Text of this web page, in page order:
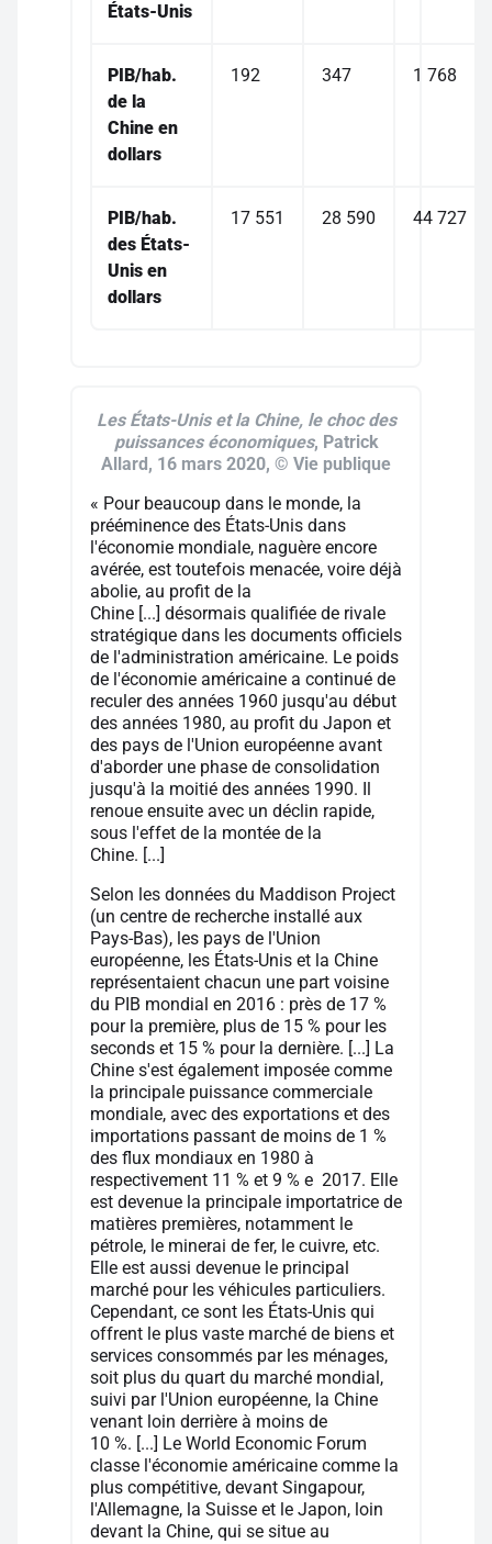
États-Unis
PIB/hab.
de la
Chine en
dollars
192 347 1 768
PIB/hab.
des États-
Unis en
dollars
17 551 28 590 44 727
Les États-Unis et la Chine, le choc des
puissances économiques, Patrick
Allard, 16 mars 2020, © Vie publique
« Pour beaucoup dans le monde, la
prééminence des États-Unis dans
l'économie mondiale, naguère encore
avérée, est toutefois menacée, voire déjà
abolie, au profit de la
Chine [...] désormais qualifiée de rivale
stratégique dans les documents officiels
de l'administration américaine. Le poids
de l'économie américaine a continué de
reculer des années 1960 jusqu'au début
des années 1980, au profit du Japon et
des pays de l'Union européenne avant
d'aborder une phase de consolidation
jusqu'à la moitié des années 1990. Il
renoue ensuite avec un déclin rapide,
sous l'effet de la montée de la
Chine. [...]
Selon les données du Maddison Project
(un centre de recherche installé aux
Pays-Bas), les pays de l'Union
européenne, les États-Unis et la Chine
représentaient chacun une part voisine
du PIB mondial en 2016 : près de 17 %
pour la première, plus de 15 % pour les
seconds et 15 % pour la dernière. [...] La
Chine s'est également imposée comme
la principale puissance commerciale
mondiale, avec des exportations et des
importations passant de moins de 1 %
des flux mondiaux en 1980 à
respectivement 11 % et 9 % e 2017. Elle
est devenue la principale importatrice de
matières premières, notamment le
pétrole, le minerai de fer, le cuivre, etc.
Elle est aussi devenue le principal
marché pour les véhicules particuliers.
Cependant, ce sont les États-Unis qui
offrent le plus vaste marché de biens et
services consommés par les ménages,
soit plus du quart du marché mondial,
suivi par l'Union européenne, la Chine
venant loin derrière à moins de
10 %. [...] Le World Economic Forum
classe l'économie américaine comme la
plus compétitive, devant Singapour,
l'Allemagne, la Suisse et le Japon, loin
devant la Chine, qui se situe au